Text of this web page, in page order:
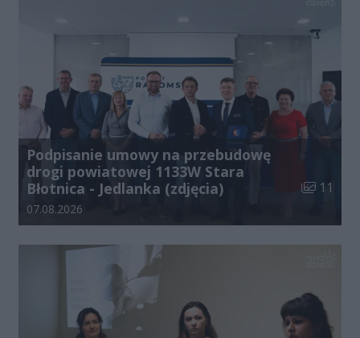
Podpisanie umowy na przebudowę
drogi powiatowej 1133W Stara
Błotnica - Jedlanka (zdjęcia)
Liczba
11
Data dodania galerii:
07.08.2026